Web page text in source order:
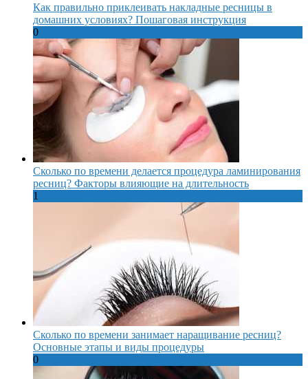
Как правильно приклеивать накладные ресницы в
домашних условиях? Пошаговая инструкция
0
Сколько по времени делается процедура ламинирования
ресниц? Факторы влияющие на длительность
1
Сколько по времени занимает наращивание ресниц?
Основные этапы и виды процедуры
0